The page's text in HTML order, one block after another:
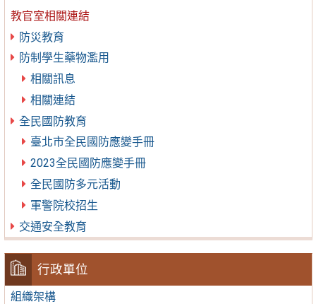
教官室相關連結
防災教育
防制學生藥物濫用
相關訊息
相關連結
全民國防教育
臺北市全民國防應變手冊
2023全民國防應變手冊
全民國防多元活動
軍警院校招生
交通安全教育
行政單位
組織架構